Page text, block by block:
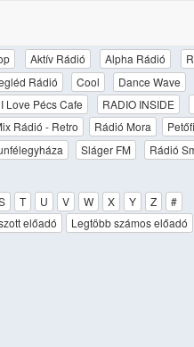
Aktív Rádió Alpha Rádió
Rádió Cool Dance Wave
I Love Pécs Cafe RADIO INSIDE
Rádió - Retro Rádió Mora
Sláger FM Rádió
T U V W X Y Z
#
előadó Legtöbb számos előadó